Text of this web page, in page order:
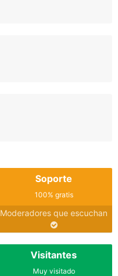
Soporte
100% gratis
Moderadores que escuchan
Visitantes
Muy visitado